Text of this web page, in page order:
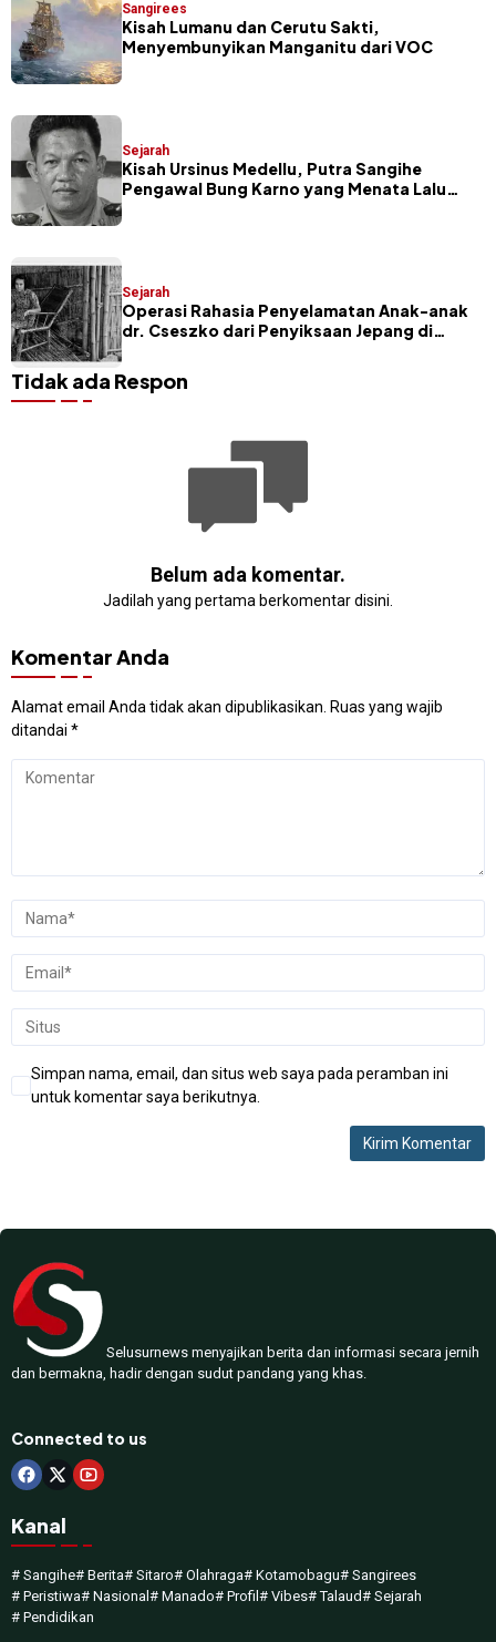
Sangirees
Kisah Lumanu dan Cerutu Sakti,
Menyembunyikan Manganitu dari VOC
Sejarah
Kisah Ursinus Medellu, Putra Sangihe
Pengawal Bung Karno yang Menata Lalu
Sejarah
Operasi Rahasia Penyelamatan Anak-anak
dr. Cseszko dari Penyiksaan Jepang di
Tidak ada Respon
Belum ada komentar.
Jadilah yang pertama berkomentar disini.
Komentar Anda
Alamat email Anda tidak akan dipublikasikan. Ruas yang wajib
ditandai *
Simpan nama, email, dan situs web saya pada peramban ini
untuk komentar saya berikutnya.
Selusurnews menyajikan berita dan informasi secara jernih
dan bermakna, hadir dengan sudut pandang yang khas.
Connected to us
Kanal
# Sangihe# Berita# Sitaro# Olahraga# Kotamobagu# Sangirees
# Peristiwa# Nasional # Manado# Profil # Vibes# Talaud# Sejarah
# Pendidikan